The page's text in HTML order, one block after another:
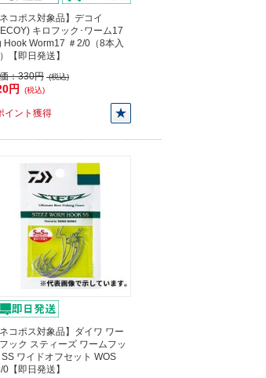
ネコポス対象品】デコイ
キロフック･ワーム17
Hook Worm17 ＃2/0（8本入
【即日発送】
：330円 (税込)
円 (税込)
イント獲得
ネコポス対象品】ダイワ ワー
ック スティーズ ワームフッ
SS ワイドオフセット WOS
0【即日発送】